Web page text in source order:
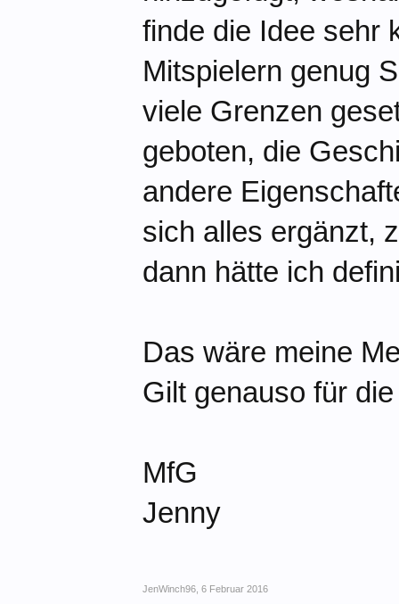
finde die Idee sehr
Mitspielern genug
viele Grenzen
geboten, die
andere
sich alles ergänzt,
dann hätte ich
Das wäre meine
Gilt genauso für
MfG
Jenny
JenWinch96 6 Februar 2016